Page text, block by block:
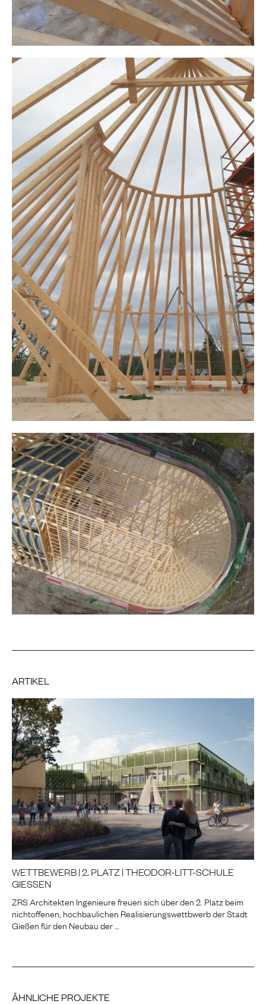
ARTIKEL
WETTBEWERB | 2. PLATZ | THEODOR-LITT-SCHULE
GIESSEN
ZRS Architekten Ingenieure freuen sich über den 2. Platz beim
nichtoffenen, hochbaulichen Realisierungswettbwerb der Stadt
Gießen für den Neubau der …
ÄHNLICHE PROJEKTE